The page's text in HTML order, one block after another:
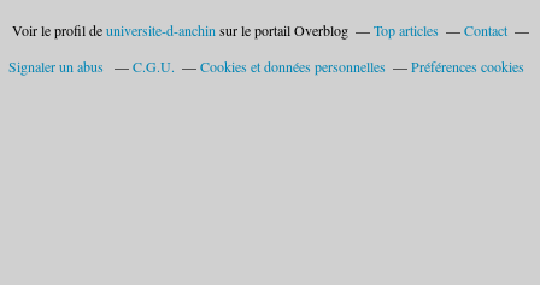
Voir le profil deuniversite-d-anchin sur le portail Overblog Top articles
Contact
Signaler un abus
C.G.U. Cookies et données personnelles Préférences cookies